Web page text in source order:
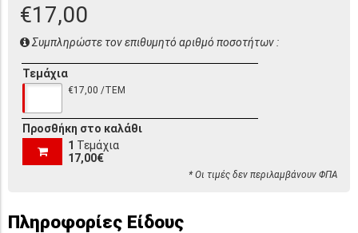
€17,00
Συμπληρώστε τον επιθυμητό αριθμό ποσοτήτων :
Τεμάχια
€17,00 /ΤΕΜ
Προσθήκη στο καλάθι
1 Τεμάχια
17,00€
* Οι τιμές δεν περιλαμβάνουν ΦΠΑ
Πληροφορίες Είδους